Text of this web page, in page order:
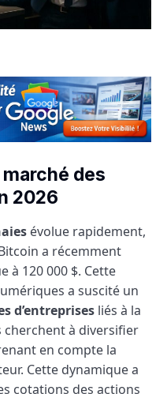
des
2026
évolue rapidement,
a récemment
à 120 000 $. Cette
a suscité un
d’entreprises liés à la
cherchent à diversifier
en compte la
Cette dynamique a
cotations des actions